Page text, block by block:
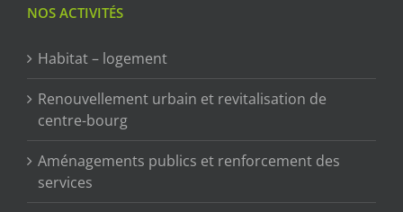
NOS ACTIVITÉS
Habitat – logement
Renouvellement urbain et revitalisation de
centre-bourg
Aménagements publics et renforcement des
services